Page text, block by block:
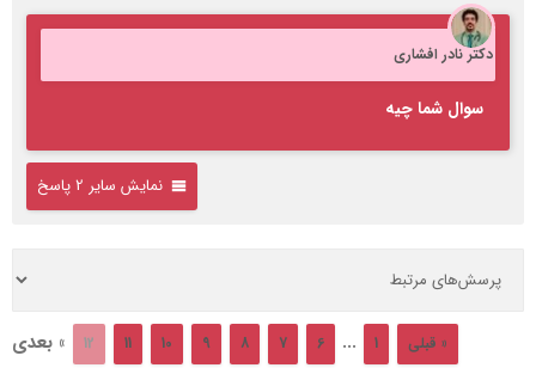
دکتر نادر افشاری
سوال شما چیه
نمایش سایر 2 پاسخ
« قبلی 1
...
6
7
8
9
10
11
12 » بعدی